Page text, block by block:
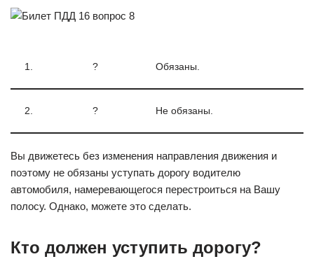
1. ? Обязаны.
2. ? Не обязаны.
Вы движетесь без изменения направления движения и
поэтому не обязаны уступать дорогу водителю
автомобиля, намеревающегося перестроиться на Вашу
полосу. Однако, можете это сделать.
Кто должен уступить дорогу?